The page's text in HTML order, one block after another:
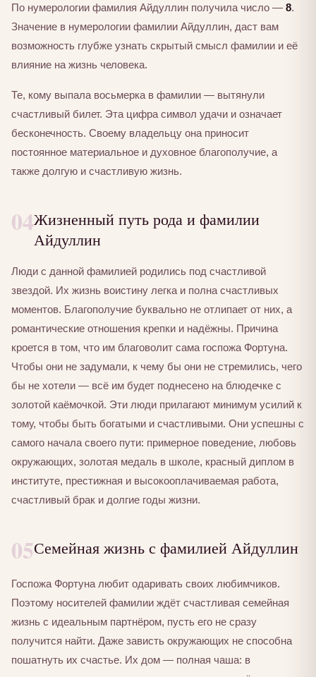
По нумерологии фамилия Айдуллин получила число — 8.
Значение в нумерологии фамилии Айдуллин, даст вам
возможность глубже узнать скрытый смысл фамилии и её
влияние на жизнь человека.
Те, кому выпала восьмерка в фамилии — вытянули
счастливый билет. Эта цифра символ удачи и означает
бесконечность. Своему владельцу она приносит
постоянное материальное и духовное благополучие, а
также долгую и счастливую жизнь.
04Жизненный путь рода и фамилии
Айдуллин
Люди с данной фамилией родились под счастливой
звездой. Их жизнь воистину легка и полна счастливых
моментов. Благополучие буквально не отлипает от них, а
романтические отношения крепки и надёжны. Причина
кроется в том, что им благоволит сама госпожа Фортуна.
Чтобы они не задумали, к чему бы они не стремились, чего
бы не хотели — всё им будет поднесено на блюдечке с
золотой каёмочкой. Эти люди прилагают минимум усилий к
тому, чтобы быть богатыми и счастливыми. Они успешны с
самого начала своего пути: примерное поведение, любовь
окружающих, золотая медаль в школе, красный диплом в
институте, престижная и высокооплачиваемая работа,
счастливый брак и долгие годы жизни.
05Семейная жизнь с фамилией Айдуллин
Госпожа Фортуна любит одаривать своих любимчиков.
Поэтому носителей фамилии ждёт счастливая семейная
жизнь с идеальным партнёром, пусть его не сразу
получится найти. Даже зависть окружающих не способна
пошатнуть их счастье. Их дом — полная чаша: в